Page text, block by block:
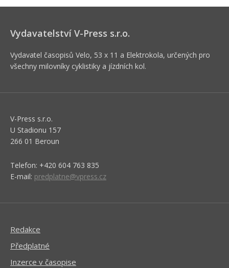
Vydavatelství V-Press s.r.o.
Vydavatel časopisů Velo, 53 x 11 a Elektrokola, určených pro
všechny milovníky cyklistiky a jízdních kol.
V-Press s.r.o.
U Stadionu 157
266 01 Beroun
Telefon: +420 604 763 835
E-mail: predplatne@vpress.cz
Redakce
Předplatné
Inzerce v časopise